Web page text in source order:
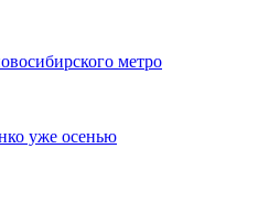
метро
уже осенью